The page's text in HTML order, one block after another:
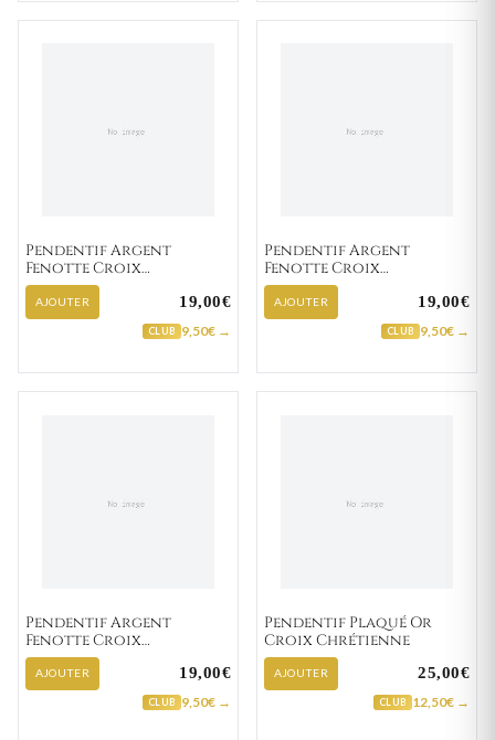
Pendentif Argent
Fenotte Croix
Chrétienne
AJOUTER 19,00€
CLUB 9,50€ →
Pendentif Argent
Fenotte Croix
Chrétienne
AJOUTER 19,00€
CLUB 9,50€ →
Pendentif Argent
Fenotte Croix
Chrétienne
AJOUTER 19,00€
CLUB 9,50€ →
Pendentif Plaqué Or
Croix Chrétienne
AJOUTER 25,00€
CLUB 12,50€ →